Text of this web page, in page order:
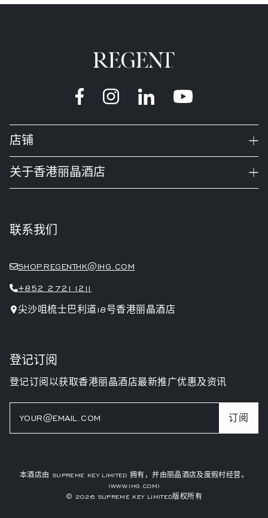
FacebookInstagram YouTube
店铺
关于香港丽晶酒店
联系我们
SHOP.REGENTHK@IHG.COM
+852 2721 1211
尖沙咀梳士巴利道18号香港丽晶酒店
登记订阅
登记订阅以获取香港丽晶酒店最新推广优惠及资讯
订阅
本酒店由 SUPREME KEY LIMITED 拥有，并由丽晶酒店及度假村经营。
(WWW.IHG.COM)
© 2026 SUPREME KEY LIMITED版权所有